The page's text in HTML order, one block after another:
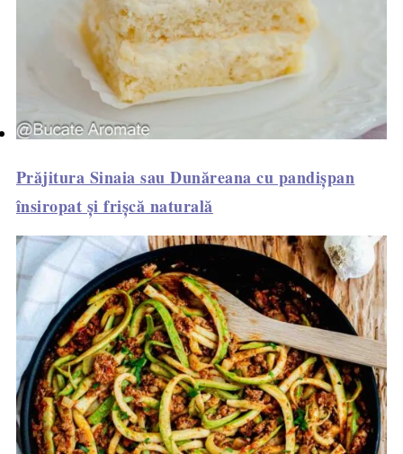
Prăjitura Sinaia sau Dunăreana cu pandișpan
însiropat și frișcă naturală